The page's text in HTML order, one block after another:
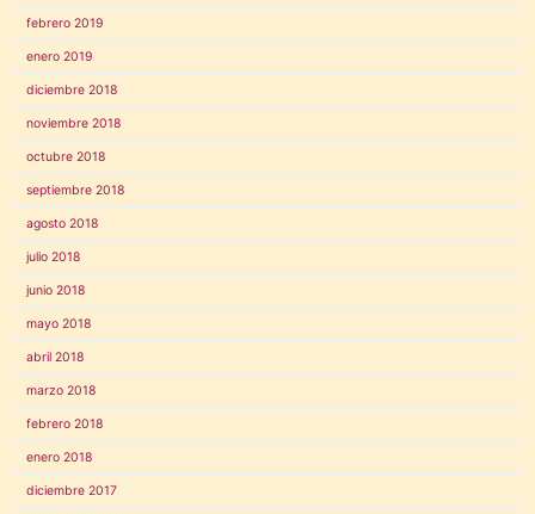
febrero 2019
enero 2019
diciembre 2018
noviembre 2018
octubre 2018
septiembre 2018
agosto 2018
julio 2018
junio 2018
mayo 2018
abril 2018
marzo 2018
febrero 2018
enero 2018
diciembre 2017